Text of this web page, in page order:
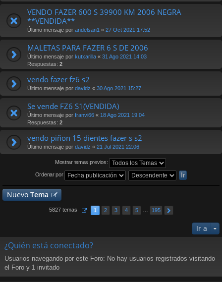
VENDO FAZER 600 S 39900 KM 2006 NEGRA
**VENDIDA**
Último mensaje por andelsan1 « 27 Oct 2021 17:52
MALETAS PARA FAZER 6 S DE 2006
Último mensaje por kutxarilla « 31 Ago 2021 14:03
Respuestas: 2
vendo fazer fz6 s2
Último mensaje por davidz « 30 Ago 2021 15:27
Se vende FZ6 S1(VENDIDA)
Último mensaje por franvi66 « 18 Ago 2021 19:04
Respuestas: 2
vendo piñon 15 dientes fazer s s2
Último mensaje por davidz « 21 Jul 2021 22:06
Mostrar temas previos:
Ordenar por
Nuevo Tema
5827 temas 1 2 3 4 5 195
Ir a
¿Quién está conectado?
Usuarios navegando por este Foro: No hay usuarios registrados visitando
el Foro y 1 invitado